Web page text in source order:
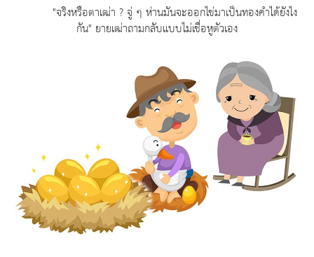
"จริงหรือตาเฒ่า ? จู่ ๆ ห่านมันจะออกไข่มาเป็นทองคำได้ยังไง
กัน" ยายเฒ่าถามกลับแบบไม่เชื่อหูตัวเอง